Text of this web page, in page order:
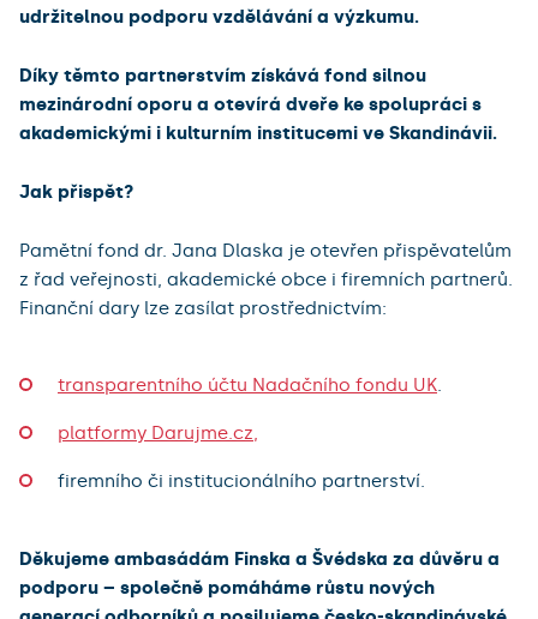
udržitelnou podporu vzdělávání a výzkumu.
Díky těmto partnerstvím získává fond silnou
mezinárodní oporu a otevírá dveře ke spolupráci s
akademickými i kulturním institucemi ve Skandinávii.
Jak přispět?
Pamětní fond dr. Jana Dlaska je otevřen přispěvatelům
z řad veřejnosti, akademické obce i firemních partnerů.
Finanční dary lze zasílat prostřednictvím:
transparentního účtu Nadačního fondu UK
platformy Darujme.cz,
firemního či institucionálního partnerství.
Děkujeme ambasádám Finska a Švédska za důvěru a
podporu – společně pomáháme růstu nových